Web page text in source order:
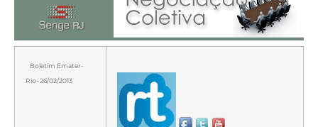
Boletim Emater-
Rio- 26/02/2013